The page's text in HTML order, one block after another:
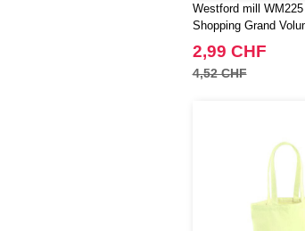
Westford mill
Shopping Grand
2,99 CHF
4,52 CHF